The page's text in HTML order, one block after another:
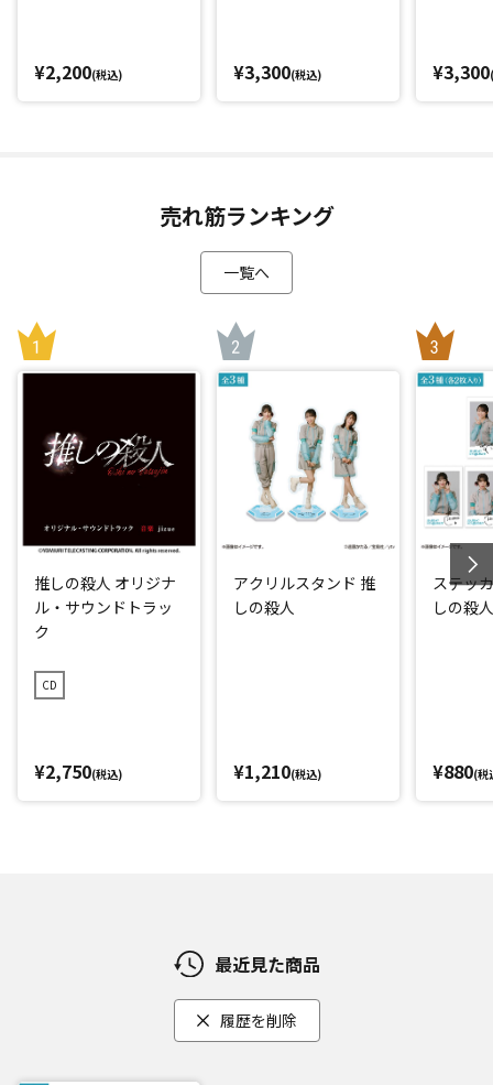
¥2,200(税込) ¥3,300(税込) ¥3,300
売れ筋ランキング
一覧へ
推しの殺人 オリジナ
ル・サウンドトラッ
ク
CD
¥2,750(税込)
アクリルスタンド 推
しの殺人
¥1,210(税込)
ステッ
しの殺人
¥880(税
最近見た商品
履歴を削除